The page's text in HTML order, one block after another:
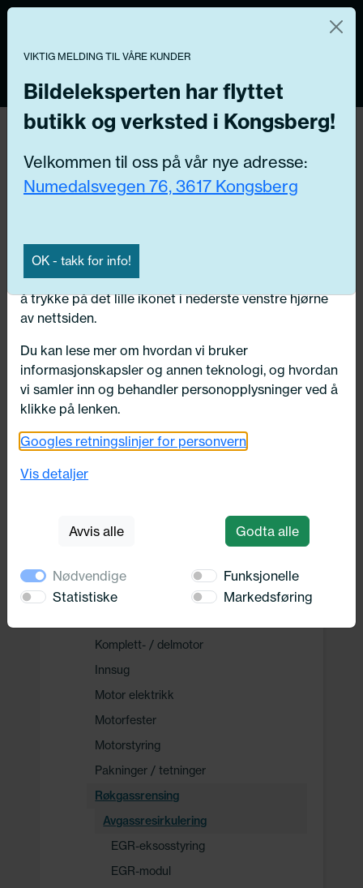
Få riktig del til bilen din ved å legge inn
N
Velg kjøretøy
Drivverk
Motor, Drivstoff og Eksos
Drivstoff system
Ureainnsprøytning
Motor
Komplett- / delmotor
Innsug
Motor elektrikk
Motorfester
Motorstyring
Pakninger / tetninger
Røkgassrensing
Avgassresirkulering
EGR-eksosstyring
EGR-modul
Vi og våre forretningspartnere bruker teknologier,
inkludert informasjonskapsler/«cookies» til å samle
informasjon om deg for forskjellige formål, inkludert:
Funksjonelle, Statistiske, Markedsføring
Ved å trykke «Godta» gir du din tillatelse til alle disse
formålene. Du kan også velge formålet du vil
innstillingene».
Du kan trekke tilbake samtykket ditt til enhver tid ved
å trykke på det lille ikonet i nederste venstre hjørne
av nettsiden.
Du kan lese mer om hvordan vi bruker
informasjonskapsler og annen teknologi, og hvordan
vi samler inn og behandler personopplysninger ved å
klikke på lenken.
Googles retningslinjer for personvern
Vis detaljer
Avvis alle Godta alle
Nødvendige
Funksjonelle
Statistiske
Markedsføring
VIKTIG MELDING TIL VÅRE KUNDER
Bildeleksperten har flyttet
butikk og verksted i Kongsberg!
Velkommen til oss på vår nye adresse:
Numedalsvegen 76, 3617 Kongsberg
OK - takk for info!